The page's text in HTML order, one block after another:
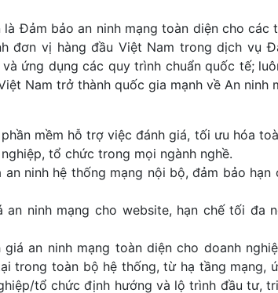
Đảm bảo an ninh mạng toàn diện cho
đơn vị hàng đầu Việt Nam trong dịch vụ
ứng dụng các quy trình chuẩn quốc tế;
Nam trở thành quốc gia mạnh về An ninh
mềm hỗ trợ việc đánh giá, tối ưu hóa
tổ chức trong mọi ngành nghề.
an ninh hệ thống mạng nội bộ, đảm bảo
an ninh mạng cho website, hạn chế tối đa
giá an ninh mạng toàn diện cho doanh
trong toàn bộ hệ thống, từ hạ tầng mạng,
tổ chức định hướng và lộ trình đầu tư,